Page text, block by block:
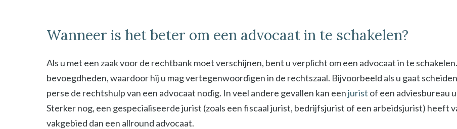
Wanneer is het beter om een advocaat in te schakelen?
Als u met een zaak voor de rechtbank moet verschijnen, bent u verplicht om een advocaat in te
bevoegdheden, waardoor hij u mag vertegenwoordigen in de rechtszaal. Bijvoorbeeld als u gaat
perse de rechtshulp van een advocaat nodig. In veel andere gevallen kan eenjurist of een adviesbureau
Sterker nog, een gespecialiseerde jurist (zoals een fiscaal jurist, bedrijfsjurist of een arbeidsjurist) heeft
vakgebied dan een allround advocaat.